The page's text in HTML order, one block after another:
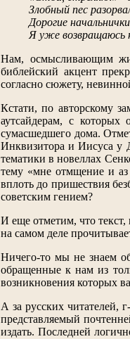
Злобный пес
Дорогие
Я уже возвращаюсь
Нам, осмысливающим
библейский акцент
согласно сюжету,
Кстати, по авторскому
аутсайдерам, с
сумасшедшего дома.
Инквизитора и Иисуса у
тематики в новеллах
тему «мне отмщение и
вплоть до пришествия
советским гением?
И еще отметим, что текст,
на самом деле
Ничего-то мы не знаем
обращенные к нам из
возникновения которых
А за русских читателей,
представляемый
издать. Последней